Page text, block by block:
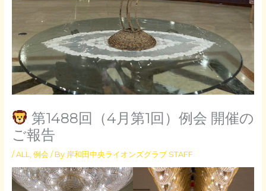
第1488回（4月第1回）例会 開催の
ご報告
/ALL 例会/ By 岸和田中央ライオンズグラブ STAFF